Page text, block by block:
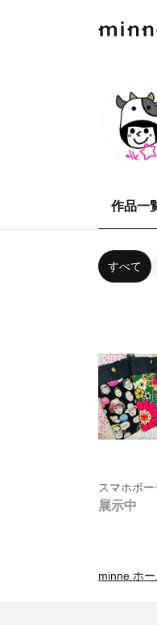
作品一
すべて
スマホポー
展示中
minne ホー